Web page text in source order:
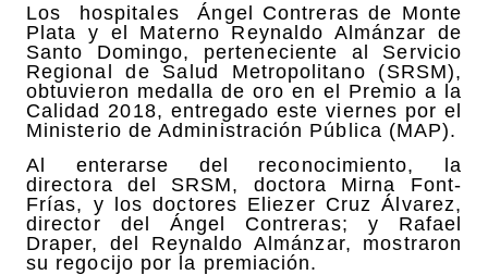
Los hospitales Ángel Contreras de Monte
Plata y el Materno Reynaldo Almánzar de
Santo Domingo, perteneciente al Servicio
Regional de Salud Metropolitano (SRSM),
obtuvieron medalla de oro en el Premio a la
Calidad 2018, entregado este viernes por el
Ministerio de Administración Pública (MAP).
Al enterarse del reconocimiento, la
directora del SRSM, doctora Mirna Font-
Frías, y los doctores Eliezer Cruz Álvarez,
director del Ángel Contreras; y Rafael
Draper, del Reynaldo Almánzar, mostraron
su regocijo por la premiación.